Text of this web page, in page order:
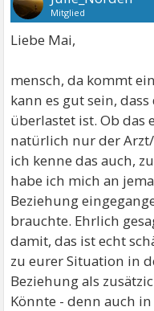
Mitglied
Liebe Mai,
mensch, da kommt
kann es gut sein,
überlastet ist. Ob das
natürlich nur der
ich kenne das auch,
habe ich mich an
Beziehung
brauchte. Ehrlich
damit, das ist echt
zu eurer Situation in
Beziehung als
Könnte - denn auch